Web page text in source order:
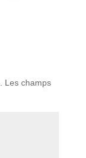
Les champs